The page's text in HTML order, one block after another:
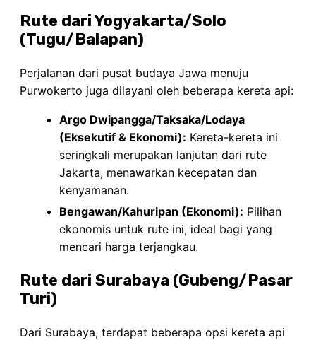
Rute dari Yogyakarta/Solo
(Tugu/Balapan)
Perjalanan dari pusat budaya Jawa menuju
Purwokerto juga dilayani oleh beberapa kereta api:
Argo Dwipangga/Taksaka/Lodaya
(Eksekutif & Ekonomi): Kereta-kereta ini
seringkali merupakan lanjutan dari rute
Jakarta, menawarkan kecepatan dan
kenyamanan.
Bengawan/Kahuripan (Ekonomi): Pilihan
ekonomis untuk rute ini, ideal bagi yang
mencari harga terjangkau.
Rute dari Surabaya (Gubeng/Pasar
Turi)
Dari Surabaya, terdapat beberapa opsi kereta api